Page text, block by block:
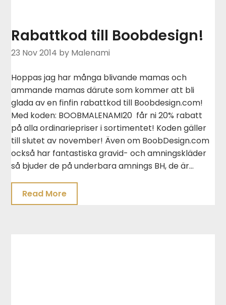
Rabattkod till Boobdesign!
23 Nov 2014 by Malenami
Hoppas jag har många blivande mamas och
ammande mamas därute som kommer att bli
glada av en finfin rabattkod till Boobdesign.com!
Med koden: BOOBMALENAMI20 får ni 20% rabatt
på alla ordinariepriser i sortimentet! Koden gäller
till slutet av november! Även om BoobDesign.com
också har fantastiska gravid- och amningskläder
så bjuder de på underbara amnings BH, de är…
Read More